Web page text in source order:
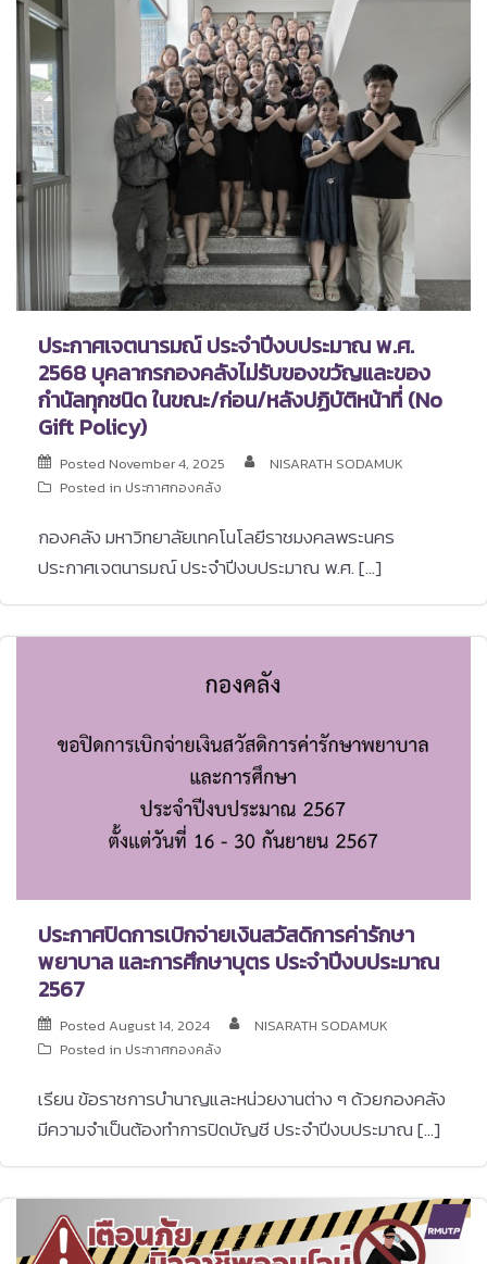
ประกาศเจตนารมณ์ ประจำปีงบประมาณ พ.ศ.
2568 บุคลากรกองคลังไม่รับของขวัญและของ
กำนัลทุกชนิด ในขณะ/ก่อน/หลังปฏิบัติหน้าที่ (No
Gift Policy)
Posted November 4, 2025
NISARATH SODAMUK
Posted in ประกาศกองคลัง
กองคลัง มหาวิทยาลัยเทคโนโลยีราชมงคลพระนคร
ประกาศเจตนารมณ์ ประจำปีงบประมาณ พ.ศ. […]
ประกาศปิดการเบิกจ่ายเงินสวัสดิการค่ารักษา
พยาบาล และการศึกษาบุตร ประจำปีงบประมาณ
2567
Posted August 14, 2024
NISARATH SODAMUK
Posted in ประกาศกองคลัง
เรียน ข้อราชการบำนาญและหน่วยงานต่าง ๆ ด้วยกองคลัง
มีความจำเป็นต้องทำการปิดบัญชี ประจำปีงบประมาณ […]